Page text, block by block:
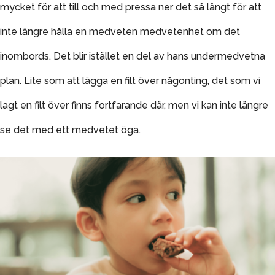
mycket för att till och med pressa ner det så långt för att
inte längre hålla en medveten medvetenhet om det
inombords. Det blir istället en del av hans undermedvetna
plan. Lite som att lägga en filt över någonting, det som vi
lagt en filt över finns fortfarande där, men vi kan inte längre
se det med ett medvetet öga.